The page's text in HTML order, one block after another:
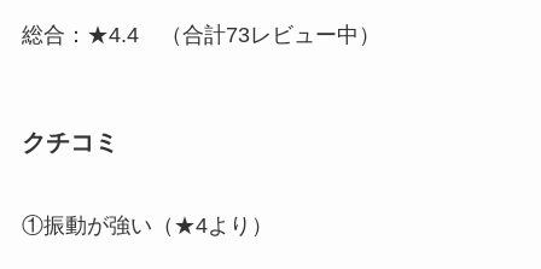
総合：★4.4 （合計73レビュー中）
クチコミ
①振動が強い（★4より）